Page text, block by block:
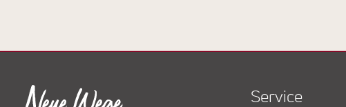
Service